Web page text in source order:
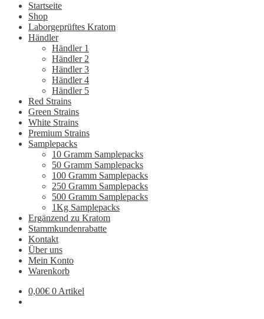
Startseite
Shop
Laborgeprüftes Kratom
Händler
Händler 1
Händler 2
Händler 3
Händler 4
Händler 5
Red Strains
Green Strains
White Strains
Premium Strains
Samplepacks
10 Gramm Samplepacks
50 Gramm Samplepacks
100 Gramm Samplepacks
250 Gramm Samplepacks
500 Gramm Samplepacks
1Kg Samplepacks
Ergänzend zu Kratom
Stammkundenrabatte
Kontakt
Über uns
Mein Konto
Warenkorb
0,00€ 0 Artikel